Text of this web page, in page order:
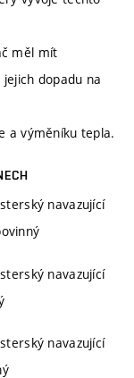
měl mít
dopadu na
a výměníku tepla.
navazující
navazující
navazující